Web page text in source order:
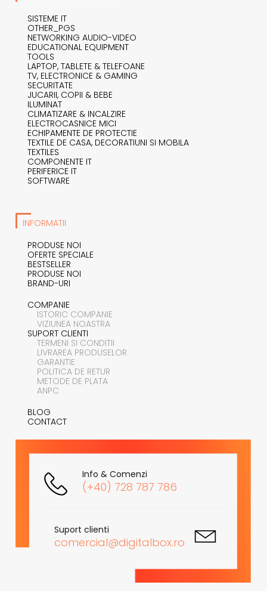
SISTEME IT
OTHER_PGS
NETWORKING AUDIO-VIDEO
EDUCATIONAL EQUIPMENT
TOOLS
LAPTOP, TABLETE & TELEFOANE
TV, ELECTRONICE & GAMING
SECURITATE
JUCARII, COPII & BEBE
ILUMINAT
CLIMATIZARE & INCALZIRE
ELECTROCASNICE MICI
ECHIPAMENTE DE PROTECTIE
TEXTILE DE CASA, DECORATIUNI SI MOBILA
TEXTILES
COMPONENTE IT
PERIFERICE IT
SOFTWARE
INFORMATII
PRODUSE NOI
OFERTE SPECIALE
BESTSELLER
PRODUSE NOI
BRAND-URI
COMPANIE
ISTORIC COMPANIE
VIZIUNEA NOASTRA
SUPORT CLIENTI
TERMENI SI CONDITII
LIVRAREA PRODUSELOR
GARANTIE
POLITICA DE RETUR
METODE DE PLATA
ANPC
BLOG
CONTACT
Info & Comenzi
(+40) 728 787 786
Suport clienti
comercial@digitalbox.ro